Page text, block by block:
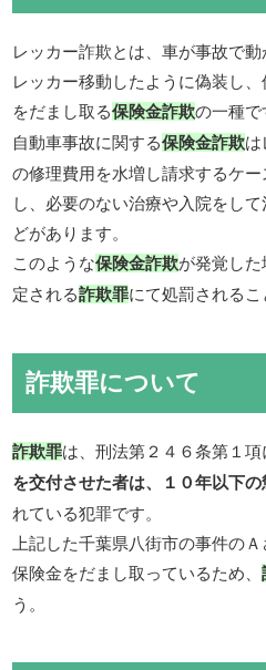
レッカー詐欺とは、車が事故で
レッカー移動したように偽装し
をだまし取る保険金詐欺の一種で
自動車事故に関する保険金詐欺
の修理費用を水増し請求するケ
し、必要のない治療や入院をし
どがあります。
このような保険金詐欺が発覚し
定される詐欺罪にて処罰されるこ
詐欺罪について
詐欺罪は、刑法第２４６条第１
を交付させた者は、１０年以下の
れている犯罪です。
上記した千葉県八街市の事件の
保険金をだまし取っているため、
う。